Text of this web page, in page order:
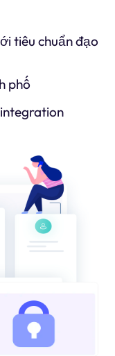
tiêu chuẩn đạo
phố